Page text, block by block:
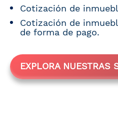
Cotización de
Cotización de
de forma de pago.
EXPLORA NUESTRAS